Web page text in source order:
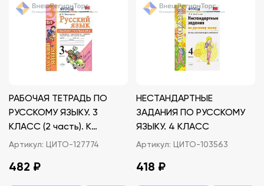
РАБОЧАЯ ТЕТРАДЬ ПО
РУССКОМУ ЯЗЫКУ. 3
КЛАСС (2 часть). К
учебнику В.П. Канакиной,
Артикул: ЦИТО-127774
482 ₽
НЕСТАНДАРТНЫЕ
ЗАДАНИЯ ПО РУССКОМУ
ЯЗЫКУ. 4 КЛАСС
Артикул: ЦИТО-103563
418 ₽